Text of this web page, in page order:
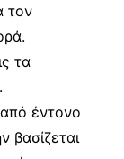
τον
τα
από έντονο
βασίζεται